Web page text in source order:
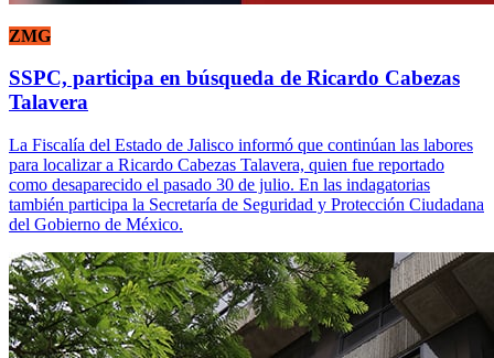
ZMG
SSPC, participa en búsqueda de Ricardo Cabezas
Talavera
La Fiscalía del Estado de Jalisco informó que continúan las labores
para localizar a Ricardo Cabezas Talavera, quien fue reportado
como desaparecido el pasado 30 de julio. En las indagatorias
también participa la Secretaría de Seguridad y Protección Ciudadana
del Gobierno de México.